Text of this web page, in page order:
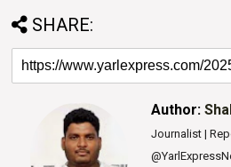
SHARE:
Author:
Journalist |